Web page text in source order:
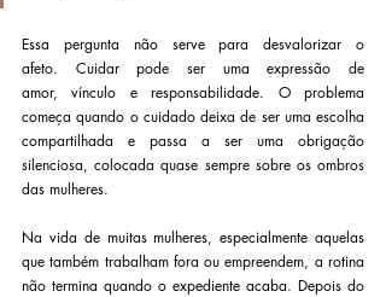
Essa pergunta não serve para desvalorizar o
afeto. Cuidar pode ser uma expressão de
amor, vínculo e responsabilidade. O problema
começa quando o cuidado deixa de ser uma escolha
compartilhada e passa a ser uma obrigação
silenciosa, colocada quase sempre sobre os ombros
das mulheres.
Na vida de muitas mulheres, especialmente aquelas
que também trabalham fora ou empreendem, a rotina
não termina quando o expediente acaba. Depois do